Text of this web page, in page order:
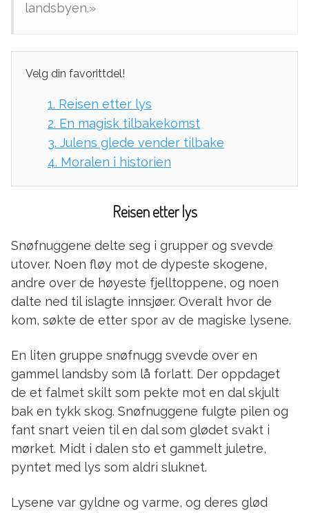
landsbyen.»
Velg din favorittdel!
1. Reisen etter lys
2. En magisk tilbakekomst
3. Julens glede vender tilbake
4. Moralen i historien
Reisen etter lys
Snøfnuggene delte seg i grupper og svevde
utover. Noen fløy mot de dypeste skogene,
andre over de høyeste fjelltoppene, og noen
dalte ned til islagte innsjøer. Overalt hvor de
kom, søkte de etter spor av de magiske lysene.
En liten gruppe snøfnugg svevde over en
gammel landsby som lå forlatt. Der oppdaget
de et falmet skilt som pekte mot en dal skjult
bak en tykk skog. Snøfnuggene fulgte pilen og
fant snart veien til en dal som glødet svakt i
mørket. Midt i dalen sto et gammelt juletre,
pyntet med lys som aldri sluknet.
Lysene var gyldne og varme, og deres glød